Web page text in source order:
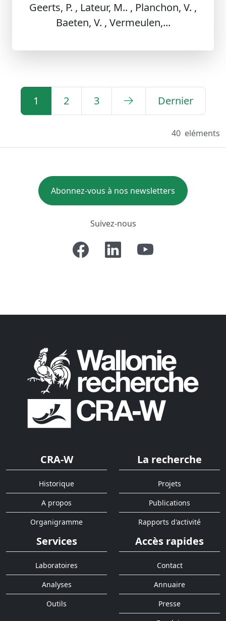
Geerts, P. , Lateur, M.. , Planchon, V. ,
Baeten, V. , Vermeulen,...
1 2 3 Dernier
40 eléments
Abonnez-vous à nos newsletters
Suivez-nous
CRA-W
Historique
A propos
Organigramme
La recherche
Projets
Publications
Rapports d'activité
Services
Laboratoires
Analyses
Outils
Accès rapides
Contact
Annuaire
Presse